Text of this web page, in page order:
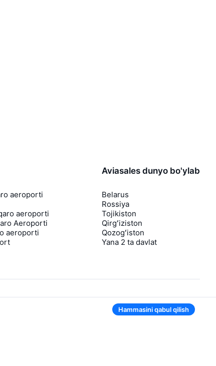
aeroporti
aeroporti
Aeroporti
aeroporti
Aviasales dunyo bo'ylab
Belarus
Rossiya
Tojikiston
Qirgʻiziston
Qozogʻiston
Yana 2 ta davlat
Hammasini qabul qilish